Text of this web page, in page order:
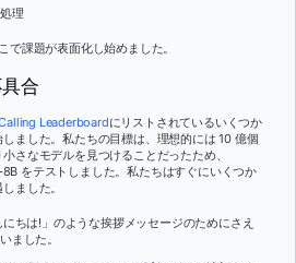
理
で課題が表面化し始めました。
合
Leaderboardにリストされているいくつか
ました。私たちの目標は、理想的には 10 億個
さなモデルを見つけることだったため、
をテストしました。私たちはすぐにいくつか
ました。
にちは!」のような挨拶メッセージのためにさえ
ました。